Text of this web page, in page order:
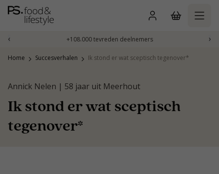
Naar
inhoud
‹ +108.000 tevreden deelnemers ›
Home Succesverhalen Ik stond er wat sceptisch tegenover*
Annick Nelen | 58 jaar uit Meerhout
Ik stond er wat sceptisch
tegenover*